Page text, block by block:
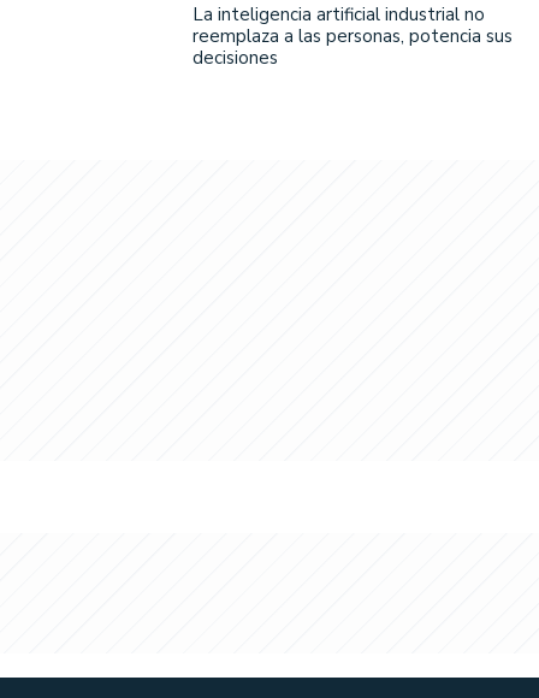
La inteligencia artificial industrial no
reemplaza a las personas, potencia sus
decisiones